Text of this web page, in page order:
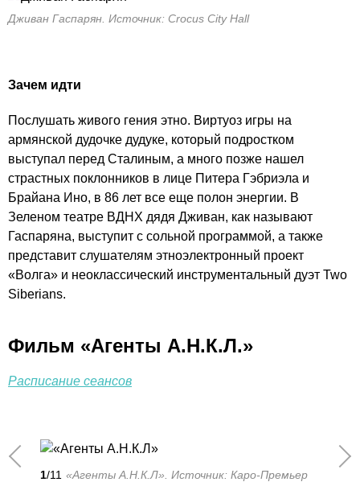
Дживан Гаспарян. Источник: Crocus City Hall
Зачем идти
Послушать живого гения этно. Виртуоз игры на
армянской дудочке дудуке, который подростком
выступал перед Сталиным, а много позже нашел
страстных поклонников в лице Питера Гэбриэла и
Брайана Ино, в 86 лет все еще полон энергии. В
Зеленом театре ВДНХ дядя Дживан, как называют
Гаспаряна, выступит с сольной программой, а также
представит слушателям этноэлектронный проект
«Волга» и неоклассический инструментальный дуэт Two
Siberians.
Фильм «Агенты А.Н.К.Л.»
Расписание сеансов
1/11 «Агенты А.Н.К.Л». Источник: Каро-Премьер